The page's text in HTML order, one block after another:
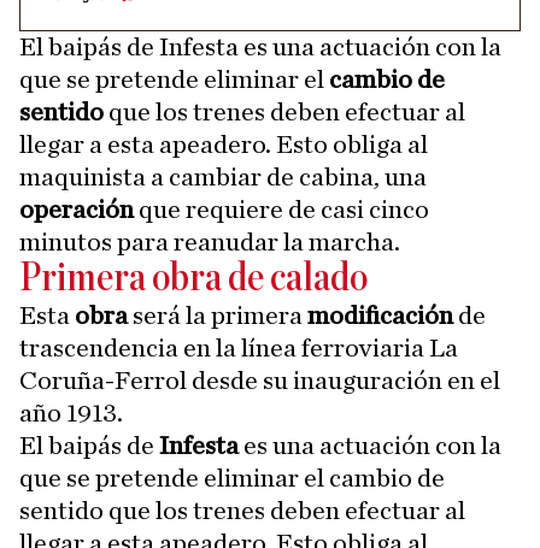
El baipás de Infesta es una actuación con la
que se pretende eliminar el cambio de
sentido que los trenes deben efectuar al
llegar a esta apeadero. Esto obliga al
maquinista a cambiar de cabina, una
operaciónque requiere de casi cinco
minutos para reanudar la marcha.
Primera obra de calado
Esta obraserá la primera modificaciónde
trascendencia en la línea ferroviaria La
Coruña-Ferrol desde su inauguración en el
año 1913.
El baipás de Infestaes una actuación con la
que se pretende eliminar el cambio de
sentido que los trenes deben efectuar al